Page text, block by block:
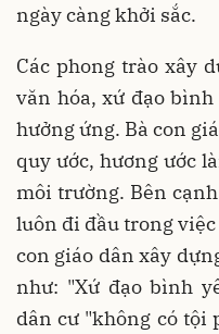
ngày càng khởi sắc.
Các phong trào xây
văn hóa, xứ đạo
hưởng ứng. Bà con
quy ước, hương ước
môi trường. Bên
luôn đi đầu trong
con giáo dân xây
như: "Xứ đạo bình
dân cư "không có tội